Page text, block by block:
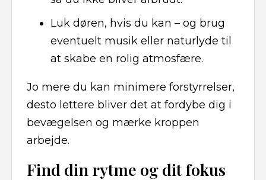
Luk døren, hvis du kan – og brug
eventuelt musik eller naturlyde til
at skabe en rolig atmosfære.
Jo mere du kan minimere forstyrrelser,
desto lettere bliver det at fordybe dig i
bevægelsen og mærke kroppen
arbejde.
Find din rytme og dit fokus